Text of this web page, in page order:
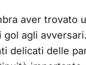
aver trovato
agli avversari.
delicati delle